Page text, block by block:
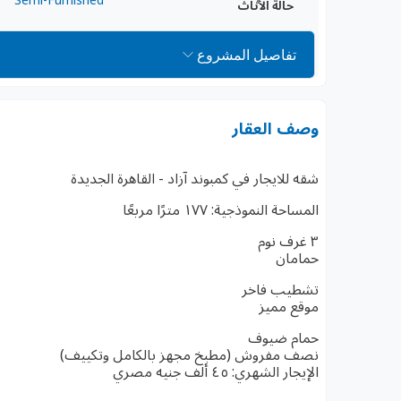
حالة الأثاث
تفاصيل المشروع
وصف العقار
شقه للايجار في كمبوند آزاد - القاهرة الجديدة
المساحة النموذجية: ١٧٧ مترًا مربعًا
٣ غرف نوم
حمامان
تشطيب فاخر
موقع مميز
حمام ضيوف
نصف مفروش (مطبخ مجهز بالكامل وتكييف)
الإيجار الشهري: ٤٥ ألف جنيه مصري